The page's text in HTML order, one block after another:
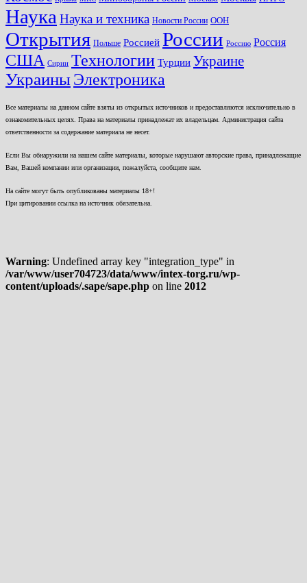
Наука Наука и техника Новости России ООН
Открытия Польше Россией России Россию Россия
США Сирии Технологии Турции Украине
УкраиныЭлектроника
Все материалы на данном сайте взяты из открытых источников и предоставляются исключительно в
ознакомительных целях. Права на материалы принадлежат их владельцам. Администрация сайта
ответственности за содержание материала не несет.
Если Вы обнаружили на нашем сайте материалы, которые нарушают авторские права, принадлежащие
Вам, Вашей компании или организации, пожалуйста, сообщите нам.
На сайте могут быть опубликованы материалы 18+!
При цитировании ссылка на источник обязательна.
Warning: Undefined array key "integration_type" in
/var/www/user704723/data/www/intex-torg.ru/wp-
content/uploads/.sape/sape.php on line 2012